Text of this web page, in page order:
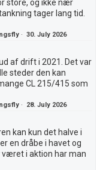
store, og ikke nær
tager lang tid.
·30. July 2026
af drift i 2021. Det var
steder den kan
CL 215/415 som
· 28. July 2026
kan kun det halve i
en dråbe i havet og
været i aktion har man